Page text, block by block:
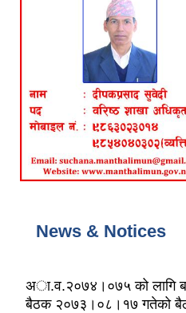
News & Notices
अा.व‍.२०७४।०७५ को लागि
बैठक २०७३।०८।१७ गतेको